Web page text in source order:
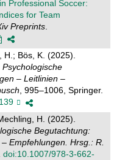
Professional Soccer:
for Team
Preprints.
H.; Bös, K. (2025).
Psychologische
– Leitlinien –
, 995–1006, Springer.
H. (2025).
Begutachtung:
Empfehlungen. Hrsg.: R.
doi:10.1007/978-3-662-